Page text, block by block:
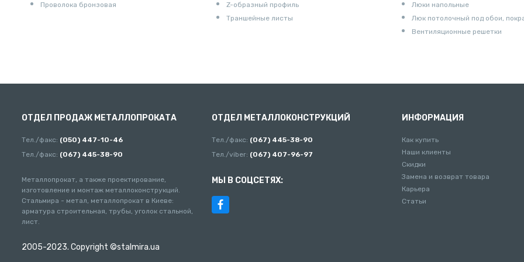
Проволока бронзовая
Z-образный профиль
Траншейные листы
Люки напольные
Люк потолочный под обои,
Вентиляционные решетки
ОТДЕЛ ПРОДАЖ МЕТАЛЛОПРОКАТА
Тел./факс: (050) 447-10-46
Тел./факс: (067) 445-38-90
Металлопрокат, а также проектирование,
изготовление и монтаж металлоконструкций.
Стальмира - метал, металлопрокат в Киеве:
арматура строительная, трубы, уголок стальной,
лист.
ОТДЕЛ МЕТАЛЛОКОНСТРУКЦИЙ
Тел./факс: (067) 445-38-90
Тел./viber: (067) 407-96-97
МЫ В СОЦСЕТЯХ:
ИНФОРМАЦИЯ
Как купить
Наши клиенты
Скидки
Замена и возврат товара
Карьера
Статьи
2005-2023. Copyright ©stalmira.ua